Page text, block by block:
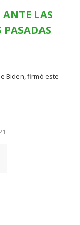
LAS
Biden, firmó este